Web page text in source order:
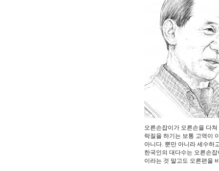
오른손잡이가 오른손을 다
락질을 하기는 보통 고역이
아니다. 뿐만 아니라 세수하
한국인의 대다수는 오른손
이라는 것 말고도 오른편을